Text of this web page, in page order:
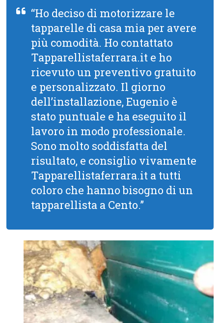
“Ho deciso di motorizzare le
tapparelle di casa mia per avere
più comodità. Ho contattato
Tapparellistaferrara.it e ho
ricevuto un preventivo gratuito
e personalizzato. Il giorno
dell’installazione, Eugenio è
stato puntuale e ha eseguito il
lavoro in modo professionale.
Sono molto soddisfatta del
risultato, e consiglio vivamente
Tapparellistaferrara.it a tutti
coloro che hanno bisogno di un
tapparellista a Cento.”